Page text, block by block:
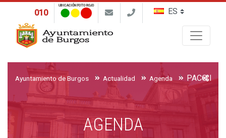
010
UBICACIÓN FOTO ROJO
Ayuntamiento de Burgos Actualidad Agenda
AGENDA